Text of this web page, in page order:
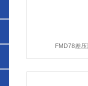
FMD78差